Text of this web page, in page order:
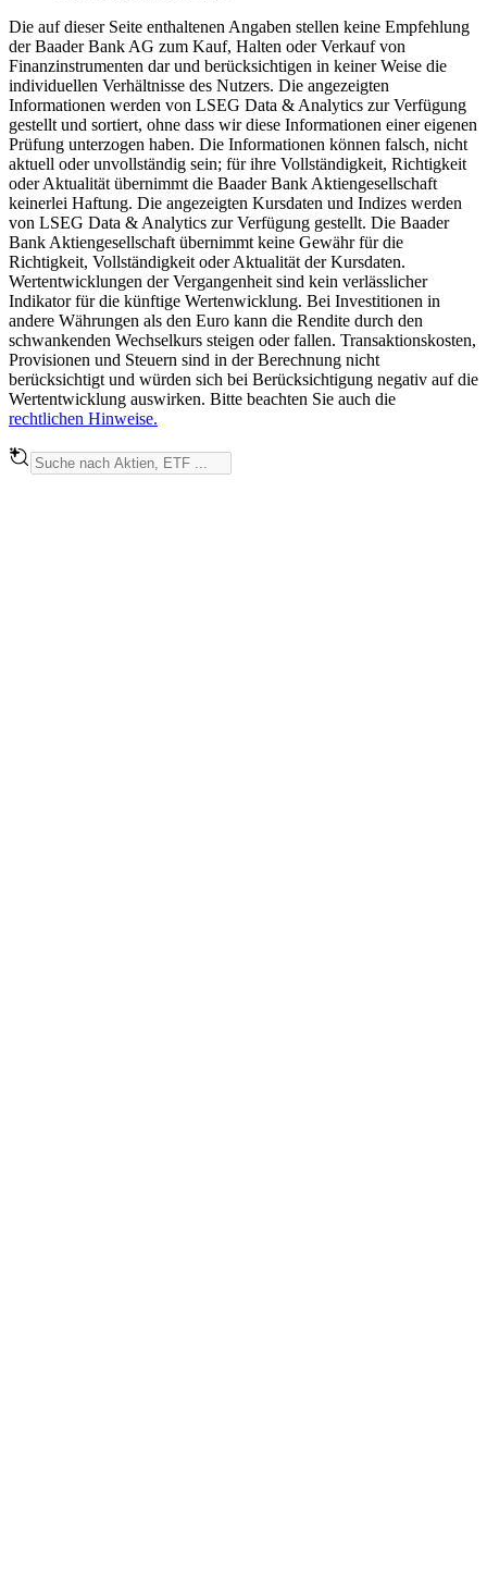
Die auf dieser Seite enthaltenen Angaben stellen keine Empfehlung
der Baader Bank AG zum Kauf, Halten oder Verkauf von
Finanzinstrumenten dar und berücksichtigen in keiner Weise die
individuellen Verhältnisse des Nutzers. Die angezeigten
Informationen werden von LSEG Data & Analytics zur Verfügung
gestellt und sortiert, ohne dass wir diese Informationen einer eigenen
Prüfung unterzogen haben. Die Informationen können falsch, nicht
aktuell oder unvollständig sein; für ihre Vollständigkeit, Richtigkeit
oder Aktualität übernimmt die Baader Bank Aktiengesellschaft
keinerlei Haftung. Die angezeigten Kursdaten und Indizes werden
von LSEG Data & Analytics zur Verfügung gestellt. Die Baader
Bank Aktiengesellschaft übernimmt keine Gewähr für die
Richtigkeit, Vollständigkeit oder Aktualität der Kursdaten.
Wertentwicklungen der Vergangenheit sind kein verlässlicher
Indikator für die künftige Wertenwicklung. Bei Investitionen in
andere Währungen als den Euro kann die Rendite durch den
schwankenden Wechselkurs steigen oder fallen. Transaktionskosten,
Provisionen und Steuern sind in der Berechnung nicht
berücksichtigt und würden sich bei Berücksichtigung negativ auf die
Wertentwicklung auswirken. Bitte beachten Sie auch die
rechtlichen Hinweise.